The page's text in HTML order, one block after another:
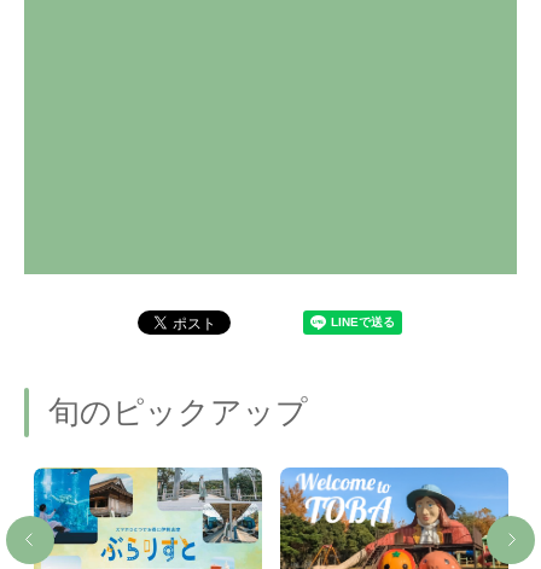
旬のピックアップ